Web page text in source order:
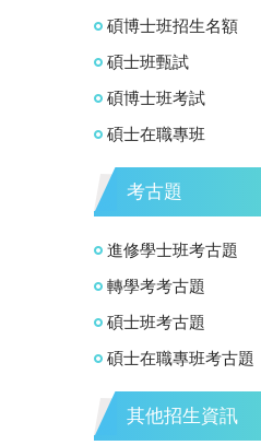
碩博士班招生名額
碩士班甄試
碩博士班考試
碩士在職專班
考古題
進修學士班考古題
轉學考考古題
碩士班考古題
碩士在職專班考古題
其他招生資訊